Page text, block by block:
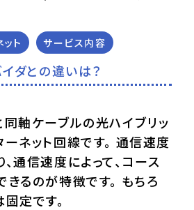
ト サービス内容
ダとの違いは？
同軸ケーブルの光ハイブリッ
ーネット回線です。 通信速度
通信速度によって、コース
るのが特徴です。 もちろ
定です。